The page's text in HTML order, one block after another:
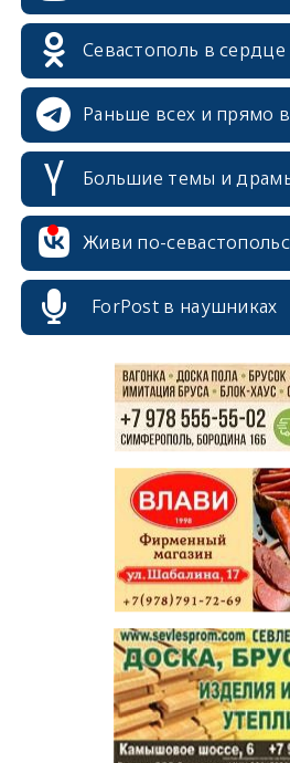
Севастополь в сердце
Раньше всех и прямо
Большие темы и
Живи по-
ForPost в наушниках